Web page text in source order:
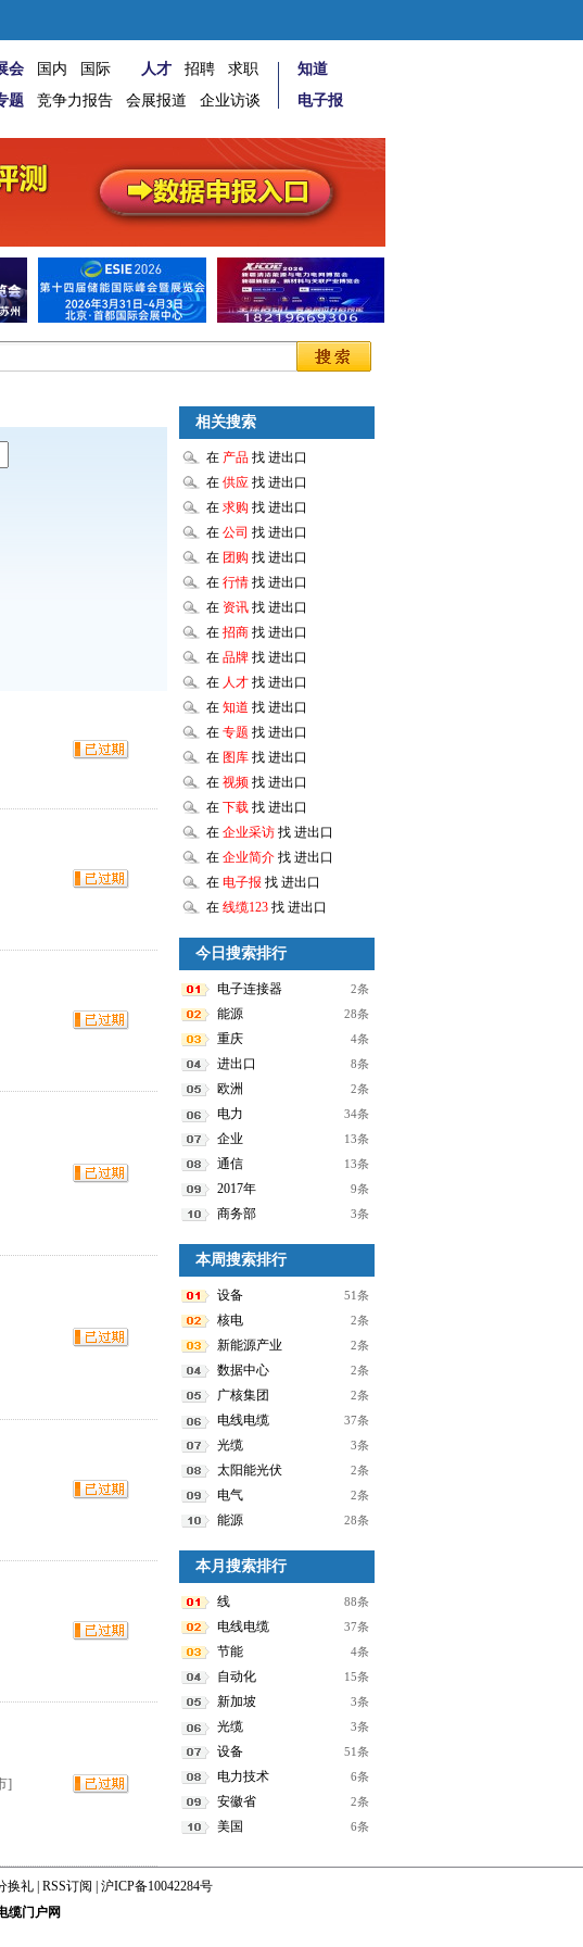
会 国内 国际 人才 招聘
求职
题
竞争力报告 会展报道 企业访谈
知道
电子报
]
相关搜索
在 产品 找 进出口
在 供应 找 进出口
在 求购 找 进出口
在 公司 找 进出口
在 团购 找 进出口
在 行情 找 进出口
在 资讯 找 进出口
在 招商 找 进出口
在 品牌 找 进出口
在 人才 找 进出口
在 知道 找 进出口
在 专题 找 进出口
在 图库 找 进出口
在 视频 找 进出口
在 下载 找 进出口
在 企业采访 找 进出口
在 企业简介 找 进出口
在 电子报 找 进出口
在 线缆123 找 进出口
今日搜索排行
2条
电子连接器
28条
能源
4条
重庆
8条
进出口
2条
欧洲
34条
电力
13条
企业
13条
通信
9条
2017年
3条
商务部
本周搜索排行
51条
设备
2条
核电
2条
新能源产业
2条
数据中心
2条
广核集团
37条
电线电缆
3条
光缆
2条
太阳能光伏
2条
电气
28条
能源
本月搜索排行
88条
线
37条
电线电缆
4条
节能
15条
自动化
3条
新加坡
3条
光缆
51条
设备
6条
电力技术
2条
安徽省
6条
美国
换礼| RSS订阅
沪ICP备10042284号
缆门户网